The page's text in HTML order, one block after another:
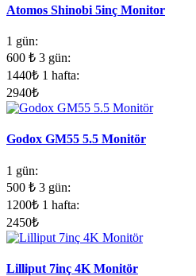
Atomos Shinobi 5inç Monitor
1 gün:
600 ₺ 3 gün:
1440₺ 1 hafta:
2940₺
Godox GM55 5.5 Monitör
1 gün:
500 ₺ 3 gün:
1200₺ 1 hafta:
2450₺
Lilliput 7inç 4K Monitör